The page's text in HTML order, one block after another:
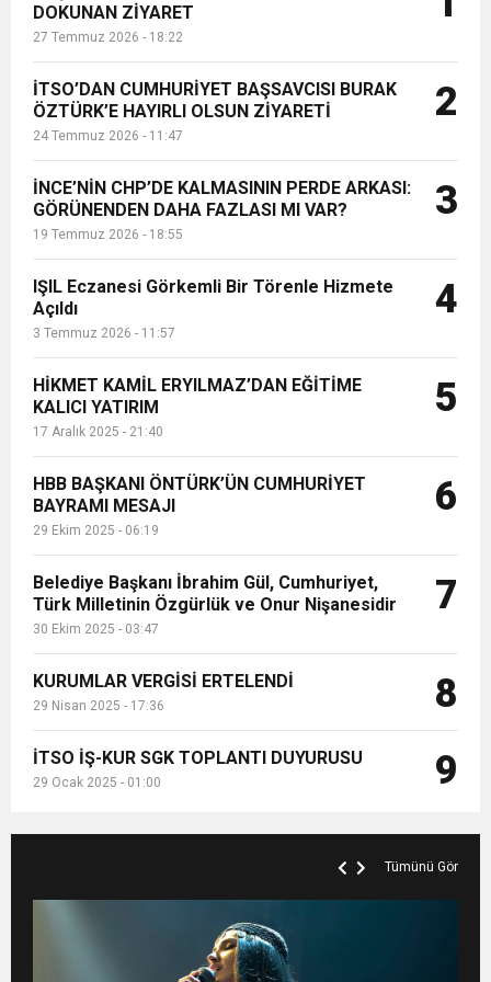
ve Onur Nişanesidir
6:19 HBB BAŞKANI ÖNTÜRK’ÜN
CUMHURİYET BAYRAMI MESAJI
17:36 KURUMLAR VERGİSİ ERTELENDİ
1:00 İTSO İŞ-KUR SGK TOPLANTI
21:40 CEYLANDERE’DE BAŞKAN EMRAH
18:22
GÖNÜLLERE DOKUNAN ZİYARET
DOKUNAN ZİYARET
27 Temmuz 2026 - 18:22
İTSO’DAN CUMHURİYET BAŞSAVCISI BURAK
ÖZTÜRK’E HAYIRLI OLSUN ZİYARETİ
24 Temmuz 2026 - 11:47
2
İNCE’NİN CHP’DE KALMASININ PERDE ARKASI:
GÖRÜNENDEN DAHA FAZLASI MI VAR?
19 Temmuz 2026 - 18:55
3
IŞIL Eczanesi Görkemli Bir Törenle Hizmete
Açıldı
3 Temmuz 2026 - 11:57
4
HİKMET KAMİL ERYILMAZ’DAN EĞİTİME
KALICI YATIRIM
17 Aralık 2025 - 21:40
5
HBB BAŞKANI ÖNTÜRK’ÜN CUMHURİYET
BAYRAMI MESAJI
29 Ekim 2025 - 06:19
6
Belediye Başkanı İbrahim Gül, Cumhuriyet,
Türk Milletinin Özgürlük ve Onur Nişanesidir
30 Ekim 2025 - 03:47
7
KURUMLAR VERGİSİ ERTELENDİ
29 Nisan 2025 - 17:36 8
İTSO İŞ-KUR SGK TOPLANTI DUYURUSU
29 Ocak 2025 - 01:00 9
Tümünü Gör